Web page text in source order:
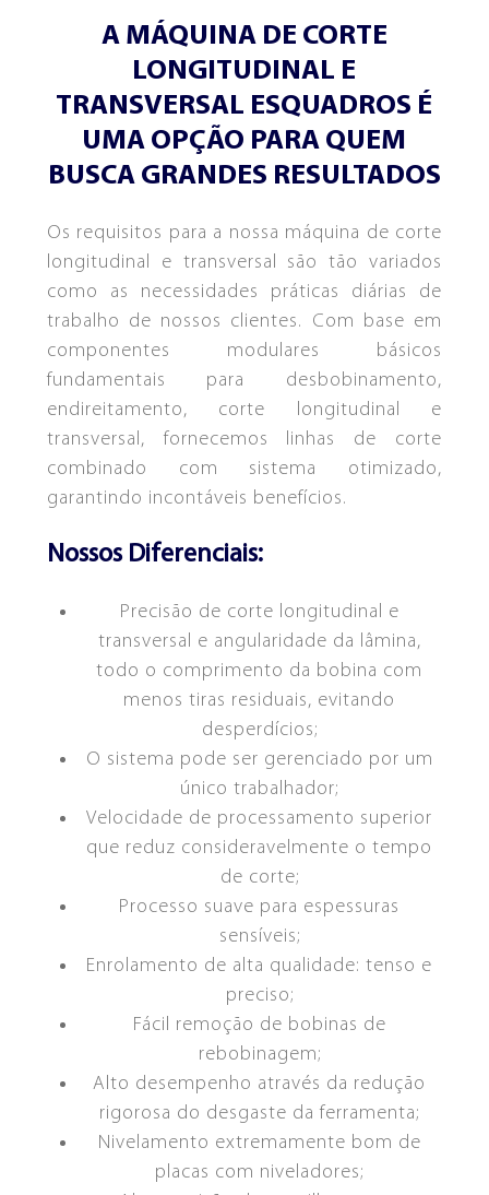
CORTE E EMENDA
ACUMULADOR
OPÇÕES DE FINANCIAMENTO FEIRAS E EVENTOS
A MÁQUINA DE CORTE
LONGITUDINAL E
TRANSVERSAL ESQUADROS É
UMA OPÇÃO PARA QUEM
BUSCA GRANDES RESULTADOS
Os requisitos para a nossa máquina de corte
longitudinal e transversal são tão variados
como as necessidades práticas diárias de
trabalho de nossos clientes. Com base em
componentes modulares básicos
fundamentais para desbobinamento,
endireitamento, corte longitudinal e
transversal, fornecemos linhas de corte
combinado com sistema otimizado,
garantindo incontáveis benefícios.
Nossos Diferenciais:
Precisão de corte longitudinal e
transversal e angularidade da lâmina,
todo o comprimento da bobina com
menos tiras residuais, evitando
desperdícios;
O sistema pode ser gerenciado por um
único trabalhador;
Velocidade de processamento superior
que reduz consideravelmente o tempo
de corte;
Processo suave para espessuras
sensíveis;
Enrolamento de alta qualidade: tenso e
preciso;
Fácil remoção de bobinas de
rebobinagem;
Alto desempenho através da redução
rigorosa do desgaste da ferramenta;
Nivelamento extremamente bom de
placas com niveladores;